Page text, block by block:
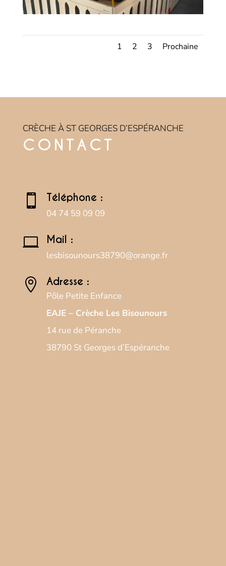
1 2 3 Prochaine
CRÈCHE À ST GEORGES D’ESPÉRANCHE
CONTACT
 Téléphone :
04 74 59 09 09
 Mail :
lesbisounours38790@orange.fr
 Adresse :
Pôle Petite Enfance
EAJE – Crèche Les Bisounours
14 rue de Péranche
38790 St Georges d’Espéranche